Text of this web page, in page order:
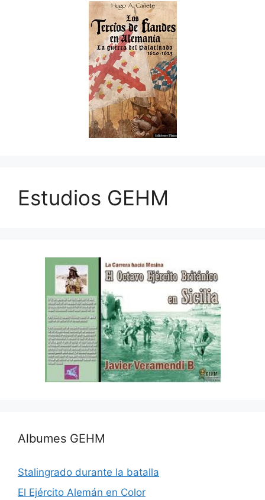
Estudios GEHM
Albumes GEHM
Stalingrado durante la batalla
El Ejército Alemán en Color